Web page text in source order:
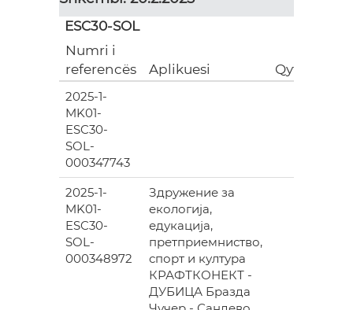
ESC30-SOL
Numri i
referencës
Aplikuesi Qyteti
2025-1-
MK01-
ESC30-
SOL-
000347743
2025-1-
MK01-
ESC30-
SOL-
000348972
Здружение за
екологија,
едукација,
претприемниство,
спорт и култура
КРАФТКОНЕКТ -
ДУБИЦА Бразда